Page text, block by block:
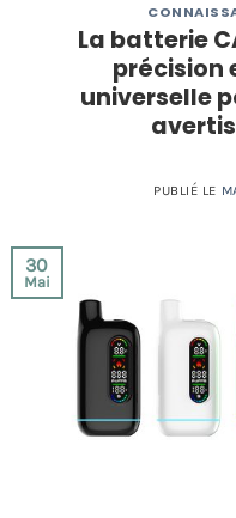
La batterie
précision
universelle
avertis
PUBLIÉ LE
30
Mai